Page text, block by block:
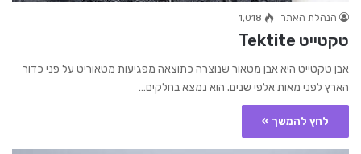
הנהלת האתר 1,018
טקטייט Tektite
אבן טקטייט היא אבן מטאור שנוצרה כתוצאה מפגיעות מטאוריט על פני כדור
הארץ לפני מאות אלפי שנים. הוא נמצא בחלקים…
לחץ להמשך »